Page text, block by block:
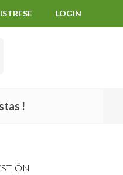
LOGIN
!